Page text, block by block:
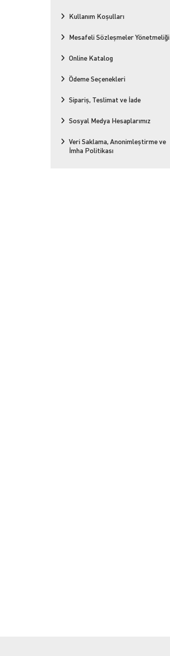
Kullanım Koşulları
Mesafeli Sözleşmeler Yönetmeliği
Online Katalog
Ödeme Seçenekleri
Sipariş, Teslimat ve İade
Sosyal Medya Hesaplarımız
Veri Saklama, Anonimleştirme ve
İmha Politikası